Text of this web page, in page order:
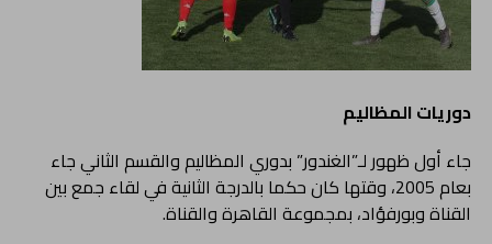
دوريات المظاليم
جاء أول ظهور لـ”الغندور” بدوري المظاليم والقسم الثاني جاء
بعام 2005، وقتها كان حكما بالدرجة الثانية في لقاء جمع بين
القناة وبورفؤاد، بمجموعة القاهرة والقناة.